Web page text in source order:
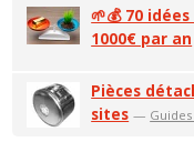
🌱💰 70
1000€ par an
Pièces
sites —